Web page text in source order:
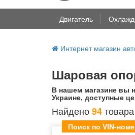
Двигатель
Интернет магазин
Шаровая
В нашем магазине вы
Украине, доступные
Найдено94товара
Поиск по VIN-